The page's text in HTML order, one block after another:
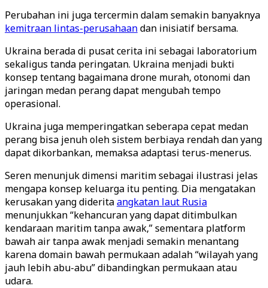
Perubahan ini juga tercermin dalam semakin banyaknya
kemitraan lintas-perusahaandan inisiatif bersama.
Ukraina berada di pusat cerita ini sebagai laboratorium
sekaligus tanda peringatan. Ukraina menjadi bukti
konsep tentang bagaimana drone murah, otonomi dan
jaringan medan perang dapat mengubah tempo
operasional.
Ukraina juga memperingatkan seberapa cepat medan
perang bisa jenuh oleh sistem berbiaya rendah dan yang
dapat dikorbankan, memaksa adaptasi terus-menerus.
Seren menunjuk dimensi maritim sebagai ilustrasi jelas
mengapa konsep keluarga itu penting. Dia mengatakan
kerusakan yang dideritaangkatan laut Rusia
menunjukkan “kehancuran yang dapat ditimbulkan
kendaraan maritim tanpa awak,” sementara platform
bawah air tanpa awak menjadi semakin menantang
karena domain bawah permukaan adalah “wilayah yang
jauh lebih abu-abu” dibandingkan permukaan atau
udara.